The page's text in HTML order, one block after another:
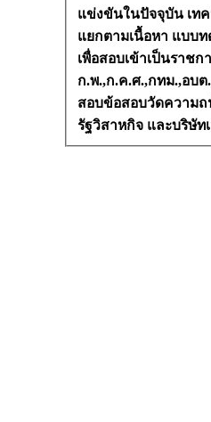
แข่งขันในปัจจุบัน เทคนิคในการทำข้อสอบพร้อมยกตัวอย่างข้อสอบ
แยกตามเนื้อหา แบบทดสอ
เพื่อสอบเข้าเป็นราช
ก.พ.,ก.ค.ศ.,กทม.,อบต
สอบข้อสอบวัดความถ
รัฐวิสาหกิจ และบริษัท